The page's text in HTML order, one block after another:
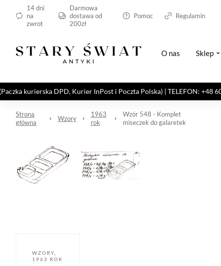
14 dni
na
zwrot
Darmowa
dostawa od
200zł
Pomoc Regulamin
O nas Sklep
kurierska DPD, Kurier InPost i Poczta Polska) | TELEFON: +48
Strona
główna
Wzory
1963
rok
Wzór 548 - Komplet
miseczek do galaretek
WZORY
1963 ROK